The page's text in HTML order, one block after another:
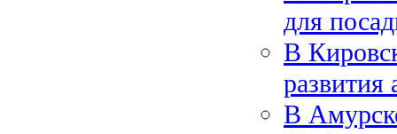
для
В
развития
В